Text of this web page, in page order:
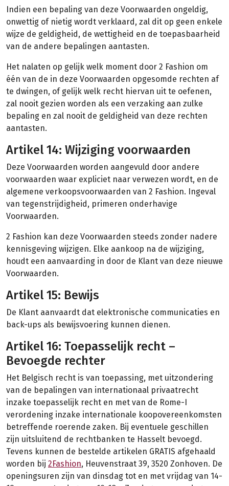
Indien een bepaling van deze Voorwaarden ongeldig,
onwettig of nietig wordt verklaard, zal dit op geen enkele
wijze de geldigheid, de wettigheid en de toepasbaarheid
van de andere bepalingen aantasten.
Het nalaten op gelijk welk moment door 2 Fashion om
één van de in deze Voorwaarden opgesomde rechten af
te dwingen, of gelijk welk recht hiervan uit te oefenen,
zal nooit gezien worden als een verzaking aan zulke
bepaling en zal nooit de geldigheid van deze rechten
aantasten.
Artikel 14: Wijziging voorwaarden
Deze Voorwaarden worden aangevuld door andere
voorwaarden waar expliciet naar verwezen wordt, en de
algemene verkoopsvoorwaarden van 2 Fashion. Ingeval
van tegenstrijdigheid, primeren onderhavige
Voorwaarden.
2 Fashion kan deze Voorwaarden steeds zonder nadere
kennisgeving wijzigen. Elke aankoop na de wijziging,
houdt een aanvaarding in door de Klant van deze nieuwe
Voorwaarden.
Artikel 15: Bewijs
De Klant aanvaardt dat elektronische communicaties en
back-ups als bewijsvoering kunnen dienen.
Artikel 16: Toepasselijk recht –
Bevoegde rechter
Het Belgisch recht is van toepassing, met uitzondering
van de bepalingen van internationaal privaatrecht
inzake toepasselijk recht en met van de Rome-I
verordening inzake internationale koopovereenkomsten
betreffende roerende zaken. Bij eventuele geschillen
zijn uitsluitend de rechtbanken te Hasselt bevoegd.
Tevens kunnen de bestelde artikelen GRATIS afgehaald
worden bij 2Fashion, Heuvenstraat 39, 3520 Zonhoven. De
openingsuren zijn van dinsdag tot en met vrijdag van 14-